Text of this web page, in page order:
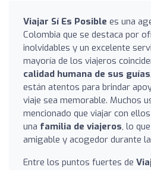
Viajar Sí Es Posible es una
Colombia que se destaca por
inolvidables y un excelente
mayoría de los viajeros
calidad humana de sus guías
están atentos para brindar
viaje sea memorable. Muchos
mencionado que viajar con
una familia de viajeros, lo
amigable y acogedor durante
Entre los puntos fuertes de